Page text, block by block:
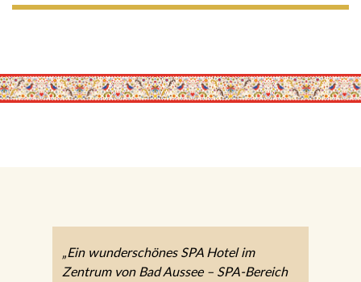
„Ein wunderschönes SPA Hotel im
Zentrum von Bad Aussee – SPA-Bereich